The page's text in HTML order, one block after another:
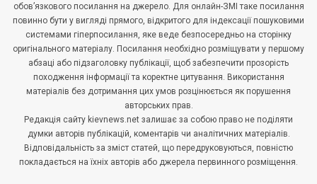
обов’язкового посилання на джерело. Для онлайн-ЗМІ таке посилання
повинно бути у вигляді прямого, відкритого для індексації пошуковими
системами гіперпосилання, яке веде безпосередньо на сторінку
оригінального матеріалу. Посилання необхідно розміщувати у першому
абзаці або підзаголовку публікації, щоб забезпечити прозорість
походження інформації та коректне цитування. Використання
матеріалів без дотримання цих умов розцінюється як порушення
авторських прав.
Редакція сайту kievnews.net залишає за собою право не поділяти
думки авторів публікацій, коментарів чи аналітичних матеріалів.
Відповідальність за зміст статей, що передруковуються, повністю
покладається на їхніх авторів або джерела первинного розміщення.